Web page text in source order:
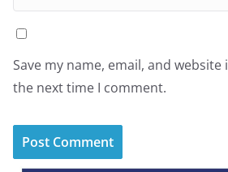
Save my name, email, and
the next time I comment.